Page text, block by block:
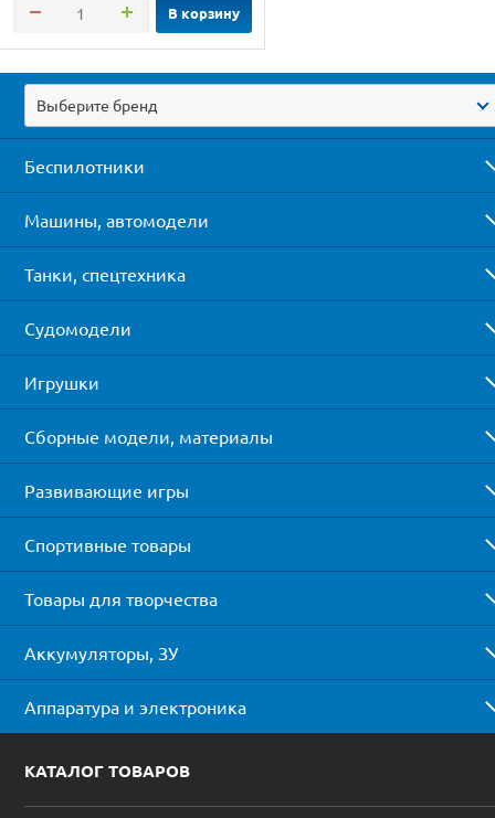
В корзину
Выберите бренд
Беспилотники
Машины, автомодели
Танки, спецтехника
Судомодели
Игрушки
Сборные модели, материалы
Развивающие игры
Спортивные товары
Товары для творчества
Аккумуляторы, ЗУ
Аппаратура и электроника
КАТАЛОГ ТОВАРОВ